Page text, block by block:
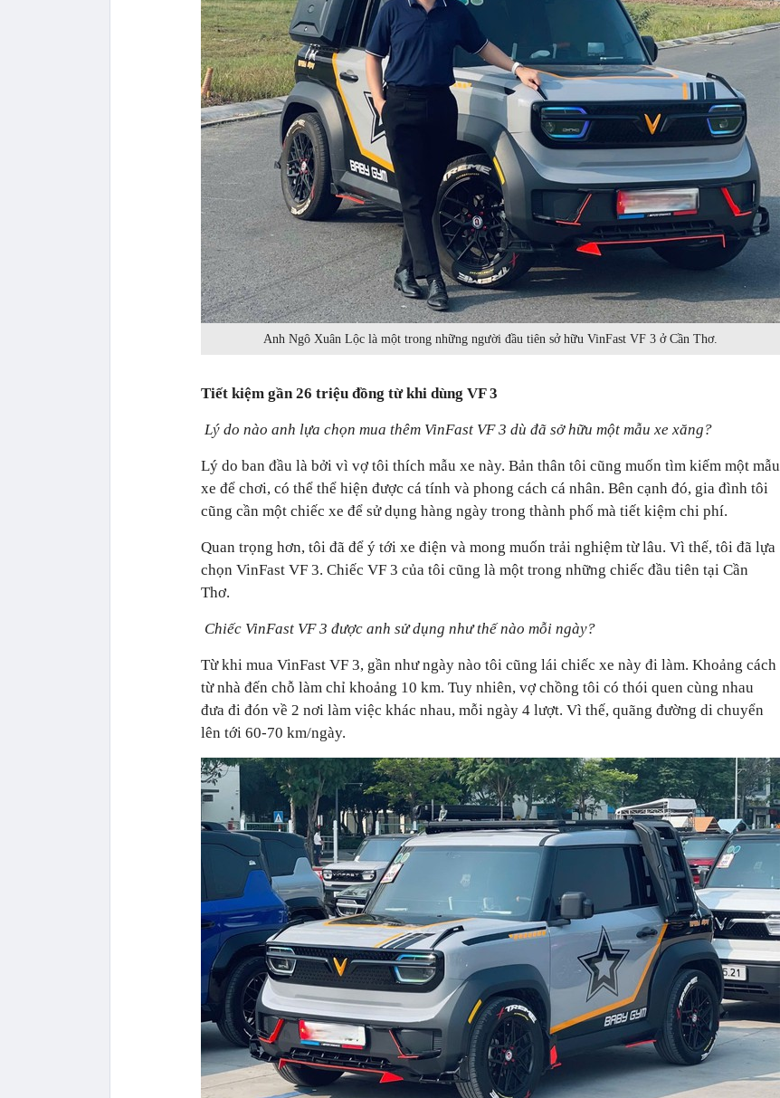
Anh Ngô Xuân Lộc là một trong những người đầu tiên sở hữu VinFast VF 3 ở Cần Thơ.
Tiết kiệm gần 26 triệu đồng từ khi dùng VF 3
Lý do nào anh lựa chọn mua thêm VinFast VF 3 dù đã sở hữu một mẫu xe xăng?
Lý do ban đầu là bởi vì vợ tôi thích mẫu xe này. Bản thân tôi cũng muốn tìm kiếm một mẫu
xe để chơi, có thể thể hiện được cá tính và phong cách cá nhân. Bên cạnh đó, gia đình tôi
cũng cần một chiếc xe để sử dụng hàng ngày trong thành phố mà tiết kiệm chi phí.
Quan trọng hơn, tôi đã để ý tới xe điện và mong muốn trải nghiệm từ lâu. Vì thế, tôi đã lựa
chọn VinFast VF 3. Chiếc VF 3 của tôi cũng là một trong những chiếc đầu tiên tại Cần
Thơ.
Chiếc VinFast VF 3 được anh sử dụng như thế nào mỗi ngày?
Từ khi mua VinFast VF 3, gần như ngày nào tôi cũng lái chiếc xe này đi làm. Khoảng cách
từ nhà đến chỗ làm chỉ khoảng 10 km. Tuy nhiên, vợ chồng tôi có thói quen cùng nhau
đưa đi đón về 2 nơi làm việc khác nhau, mỗi ngày 4 lượt. Vì thế, quãng đường di chuyển
lên tới 60-70 km/ngày.